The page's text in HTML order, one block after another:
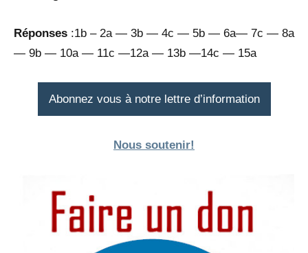
Réponses :1b – 2a — 3b — 4c — 5b — 6a— 7c — 8a
— 9b — 10a — 11c —12a — 13b —14c — 15a
Abonnez vous à notre lettre d’information
Nous soutenir!